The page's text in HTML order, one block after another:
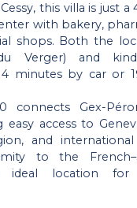
this villa is just a
with bakery,
shops. Both the
Verger) and
minutes by car or
connects Gex-
easy access to
and
to the
location for